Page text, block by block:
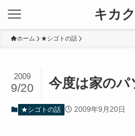
キカ
ホーム ★シゴトの話
今度は家のパ
2009
9/20
★シゴトの話 2009年9月20日